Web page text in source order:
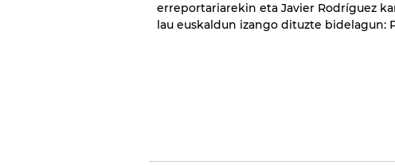
erreportariarekin eta Javier Rodríguez
lau euskaldun izango dituzte bidelagun: